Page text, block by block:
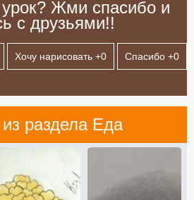
Жми спасибо и
с друзьями!!
Хочу нарисовать +0 Спасибо +0
раздела Еда